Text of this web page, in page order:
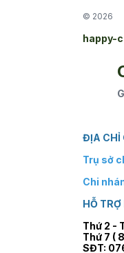
© 2026
happy-
ĐỊA CHỈ
Trụ sở
Chi
HỖ
Thứ 2 -
Thứ 7 (
SĐT: